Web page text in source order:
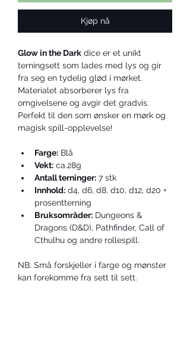
Kjøp nå
Glow in the Dark dice er et unikt
terningsett som lades med lys og gir
fra seg en tydelig glød i mørket.
Materialet absorberer lys fra
omgivelsene og avgir det gradvis.
Perfekt til den som ønsker en mørk og
magisk spill-opplevelse!
Farge: Blå
Vekt: ca.28g
Antall terninger: 7 stk
Innhold: d4, d6, d8, d10, d12, d20 +
prosentterning
Bruksområder: Dungeons &
Dragons (D&D), Pathfinder, Call of
Cthulhu og andre rollespill.
NB: Små forskjeller i farge og mønster
kan forekomme fra sett til sett.